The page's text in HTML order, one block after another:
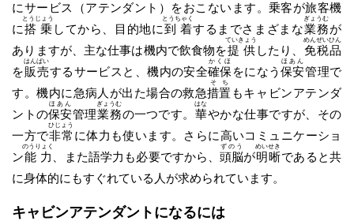
にサービス（アテンダント）をおこないます。乗客が旅客機
に搭乗
とうじょう
してから、目的地に到着
とうちゃく
するまでさまざまな業務
ぎょうむ
が
ありますが、主な仕事は機内で飲食物を提供
ていきょう
したり、 免税品
めんぜいひん
を販売
はんばい
するサービスと、機内の安全確保
かくほ
をになう保安
ほあん
管理で
す。機内に急病人が出た場合の救急措置
そち
もキャビンアテンダ
ントの保安
ほあん
管理業務
ぎょうむ
の一つです。 華
はな
やかな仕事ですが、その
一方で非常
ひじょう
に体力も使います。さらに高いコミュニケーショ
ン能力
のうりょく
、また語学力も必要ですから、頭脳
ずのう
が明晰
めいせき
であると共
に身体的にもすぐれている人が求められています。
キャビンアテンダントになるには